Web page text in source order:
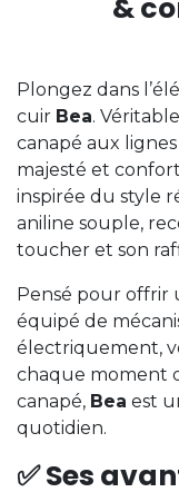
&
Plongez dans
cuir Bea.
canapé aux
majesté et
inspirée du style
aniline souple,
toucher et son
Pensé pour offrir
équipé de
électriquement,
chaque moment
canapé, Bea est
quotidien.
✅Ses